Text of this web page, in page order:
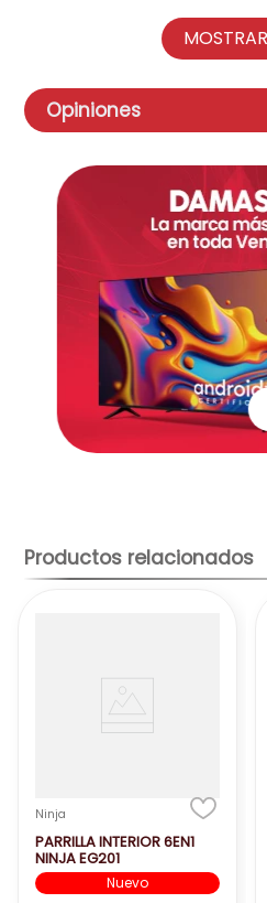
parrilla sin humo
Cocina Saludable:
hasta un 75%
tradicional.
Versatilidad: Cocina
transformándolos
Accesorios Incluidos:
de 6 cuartos, cesta
verduras, y libro de
Fácil de Limpiar:
lavavajillas y un
Diseño: Aspecto
similar al modelo
Potencia: 1760
doméstico.
Opiniones
Productos relacionados
Ninja
PARRILLA INTERIOR 6EN1
NINJA EG201
Nuevo